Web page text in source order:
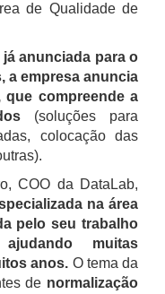
de Qualidade de
anunciada para o
a empresa anuncia
que compreende a
(soluções para
colocação das
COO da DataLab,
na área
pelo seu trabalho
muitas
anos. O tema da
de normalização